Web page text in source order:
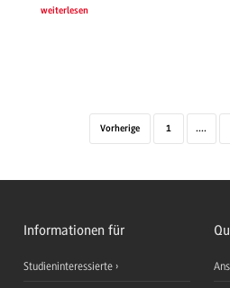
weiterlesen
Vorherige 1 ....
Informationen für
Studieninteressierte